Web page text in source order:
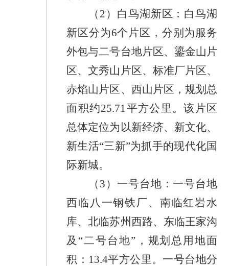
（ 2 ） 白鸟湖新区 ： 白鸟湖
新区分为6个片区，分别为服务
外包与二号台地片区、鎏金山片
区、文秀山片区、标准厂片区、
赤焰山片区、西山片区，规划总
面积约25.71 平方公里。该片区
总体定位为以新经济、新文化、
新生活“三新”为抓手的现代化国
际新城。
（ 3 ） 一号台地 ： 一号台地
西临八一钢铁厂、南临红岩水
库、北临苏州西路、东临王家沟
及 “二号台地”，规划总用地面
积： 13.4平方公里。一号台地分